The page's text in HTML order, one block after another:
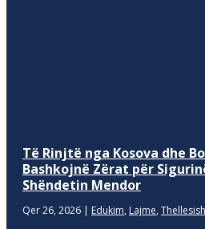
Të Rinjtë nga Kosova dhe
Bashkojnë Zërat për
Shëndetin Mendor
Qer 26, 2026 | Edukim, Lajme,